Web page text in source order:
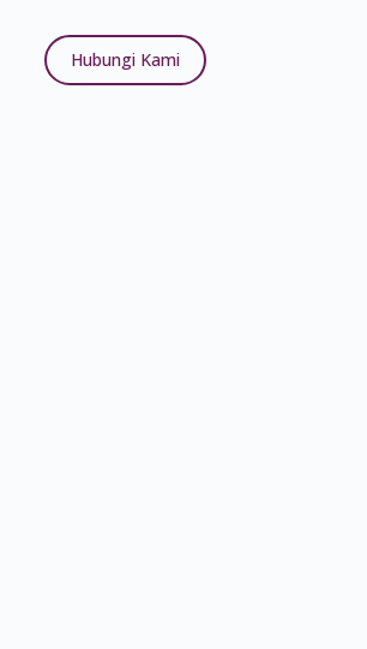
Hubungi Kami